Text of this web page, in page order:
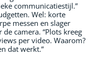
communicatiestijl.”
Wel: korte
messen en slager
camera. “Plots kreeg
per video. Waarom?
dat werkt.”